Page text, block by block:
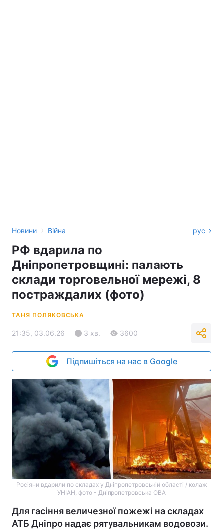
Новини › Війна рус
РФ вдарила по
Дніпропетровщині: палають
склади торговельної мережі, 8
постраждалих (фото)
ТАНЯ ПОЛЯКОВСЬКА
21:35, 03.06.26 3 хв. 3600
Підпишіться на нас в Google
Росіяни вдарили по складах у Дніпропетровській області / колаж
УНІАН, фото - Дніпропетровська ОВА
Для гасіння величезної пожежі на складах
АТБ Дніпро надає рятувальникам водовози.